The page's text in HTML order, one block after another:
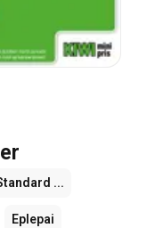
...
Eplepai